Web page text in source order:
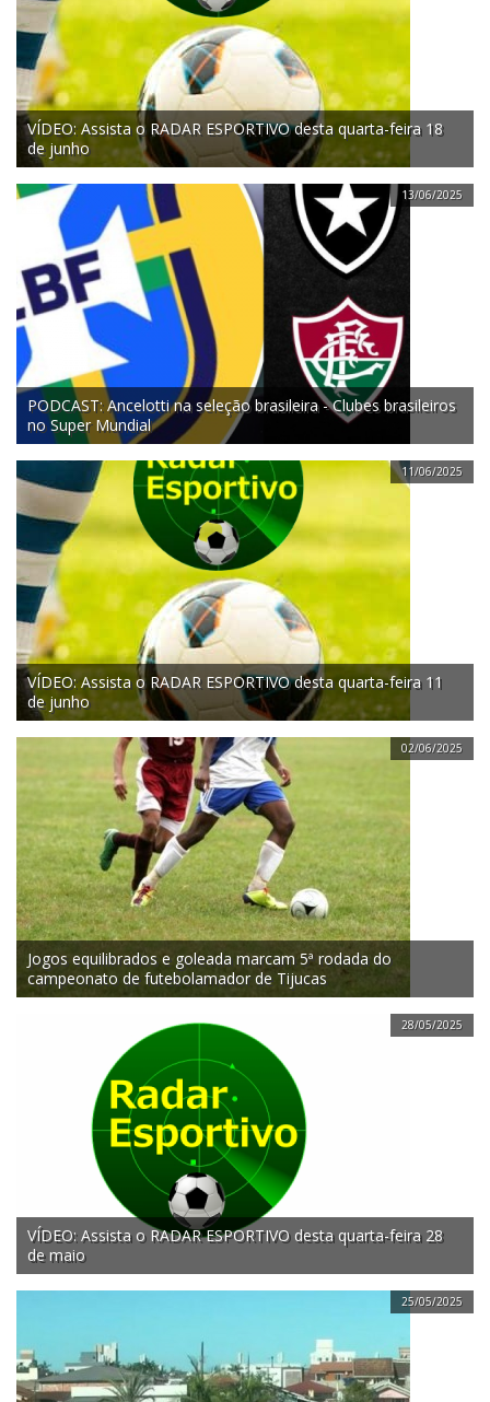
VÍDEO: Assista o RADAR ESPORTIVO desta quarta-feira 18
de junho
13/06/2025
PODCAST: Ancelotti na seleção brasileira - Clubes brasileiros
no Super Mundial
11/06/2025
VÍDEO: Assista o RADAR ESPORTIVO desta quarta-feira 11
de junho
02/06/2025
Jogos equilibrados e goleada marcam 5ª rodada do
campeonato de futebolamador de Tijucas
28/05/2025
VÍDEO: Assista o RADAR ESPORTIVO desta quarta-feira 28
de maio
25/05/2025